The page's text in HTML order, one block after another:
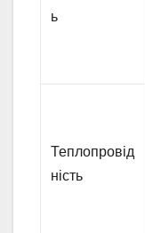
ь
Теплопровід
ність